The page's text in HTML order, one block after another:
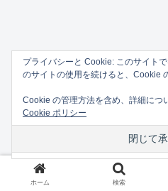
ホーム 検索
プライバシーと Cookie: このサイト
のサイトの使用を続けると、Cookie
Cookie の管理方法を含め、詳細につ
Cookie ポリシー